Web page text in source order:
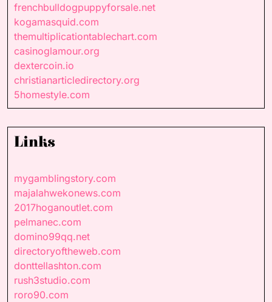
frenchbulldogpuppyforsale.net
kogamasquid.com
themultiplicationtablechart.com
casinoglamour.org
dextercoin.io
christianarticledirectory.org
5homestyle.com
Links
mygamblingstory.com
majalahwekonews.com
2017hoganoutlet.com
pelmanec.com
domino99qq.net
directoryoftheweb.com
donttellashton.com
rush3studio.com
roro90.com